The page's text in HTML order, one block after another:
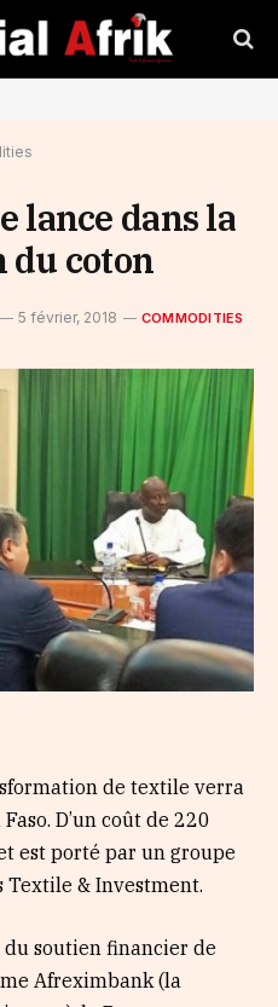
lance dans la
coton
5 février, 2018 COMMODITIES
de textile verra
D’un coût de 220
est porté par un groupe
& Investment.
soutien financier de
Afreximbank (la